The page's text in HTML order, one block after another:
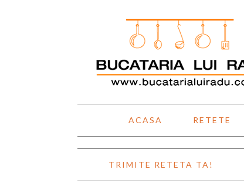
ACASA RETETE
TRIMITE RETETA TA!